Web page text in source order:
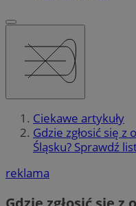
Ciekawe artykuły
Gdzie zgłosić się
Śląsku? Sprawdź
reklama